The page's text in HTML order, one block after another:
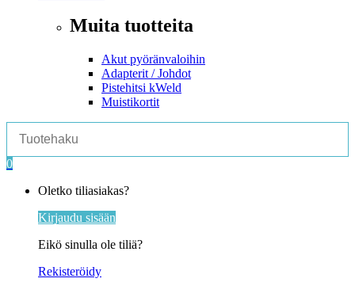
Muita tuotteita
Akut pyöränvaloihin
Adapterit / Johdot
Pistehitsi kWeld
Muistikortit
0
Oletko tiliasiakas?
Kirjaudu sisään
Eikö sinulla ole tiliä?
Rekisteröidy